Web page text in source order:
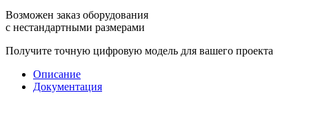
Возможен заказ оборудования
с нестандартными размерами
Получите точную цифровую модель для вашего проекта
Описание
Документация